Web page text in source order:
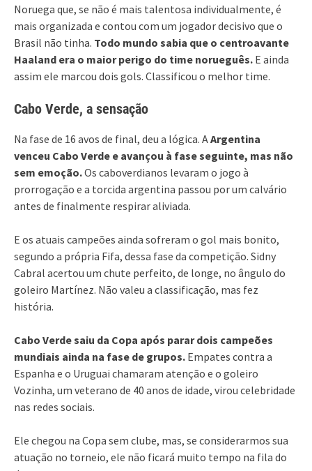
Noruega que, se não é mais talentosa individualmente, é
mais organizada e contou com um jogador decisivo que o
Brasil não tinha. Todo mundo sabia que o centroavante
Haaland era o maior perigo do time norueguês. E ainda
assim ele marcou dois gols. Classificou o melhor time.
Cabo Verde, a sensação
Na fase de 16 avos de final, deu a lógica. AArgentina
venceu Cabo Verde e avançou à fase seguinte, mas não
sem emoção.Os caboverdianos levaram o jogo à
prorrogação e a torcida argentina passou por um calvário
antes de finalmente respirar aliviada.
E os atuais campeões ainda sofreram o gol mais bonito,
segundo a própria Fifa, dessa fase da competição. Sidny
Cabral acertou um chute perfeito, de longe, no ângulo do
goleiro Martínez. Não valeu a classificação, mas fez
história.
Cabo Verde saiu da Copa após parar dois campeões
mundiais ainda na fase de grupos. Empates contra a
Espanha e o Uruguai chamaram atenção e o goleiro
Vozinha, um veterano de 40 anos de idade, virou celebridade
nas redes sociais.
Ele chegou na Copa sem clube, mas, se considerarmos sua
atuação no torneio, ele não ficará muito tempo na fila do